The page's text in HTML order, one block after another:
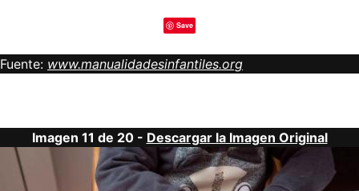
Save
Fuente: www.manualidadesinfantiles.org
Imagen 11 de 20 - Descargar la Imagen Original